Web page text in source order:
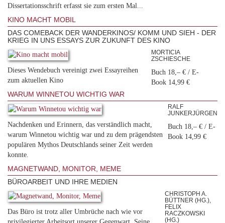
Dissertationsschrift erfasst sie zum ersten Mal...
KINO MACHT MOBIL
DAS COMEBACK DER WANDERKINOS/ KOMM UND SIEH - DER
KRIEG IN UNS ESSAYS ZUR ZUKUNFT DES KINO
Dieses Wendebuch vereinigt zwei Essayreihen
zum aktuellen Kino
MORTICIA
ZSCHIESCHE
Buch 18,– € / E-
Book 14,99 €
WARUM WINNETOU WICHTIG WAR
Nachdenken und Erinnern, das verständlich macht,
warum Winnetou wichtig war und zu dem prägendsten
populären Mythos Deutschlands seiner Zeit werden
konnte.
RALF
JUNKERJÜRGEN
Buch 18,– € / E-
Book 14,99 €
MAGNETWAND, MONITOR, MEME
BÜROARBEIT UND IHRE MEDIEN
Das Büro ist trotz aller Umbrüche nach wie vor
CHRISTOPH A.
BÜTTNER (HG.),
FELIX
RACZKOWSKI
(HG.)